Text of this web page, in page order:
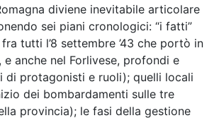
diviene inevitabile articolare
sei piani cronologici: “i fatti”
tutti l’8 settembre ’43 che portò in
anche nel Forlivese, profondi e
di protagonisti e ruoli); quelli locali
dei bombardamenti sulle tre
provincia); le fasi della gestione